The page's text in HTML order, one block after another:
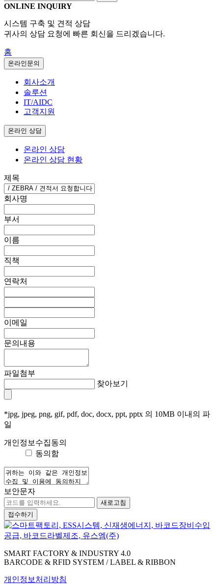
ONLINE INQUIRY
시스템 구축 및 견적 상담
귀사의 상담 요청에 빠른 회신을 드리겠습니다.
홈
온라인문의
회사소개
솔루션
IT/AIDC
고객지원
온라인 상담
온라인 상담
온라인 상담 현황
제목
회사명
부서
이름
직책
연락처
이메일
문의내용
파일첨부
찾아보기
*jpg, jpeg, png, gif, pdf, doc, docx, ppt, pptx 의 10MB 이내의 파
일
개인정보수집동의
동의함
보안문자
새로고침
접수하기
SMART FACTORY & INDUSTRY 4.0
BARCODE & RFID SYSTEM / LABEL & RIBBON
개인정보처리방침